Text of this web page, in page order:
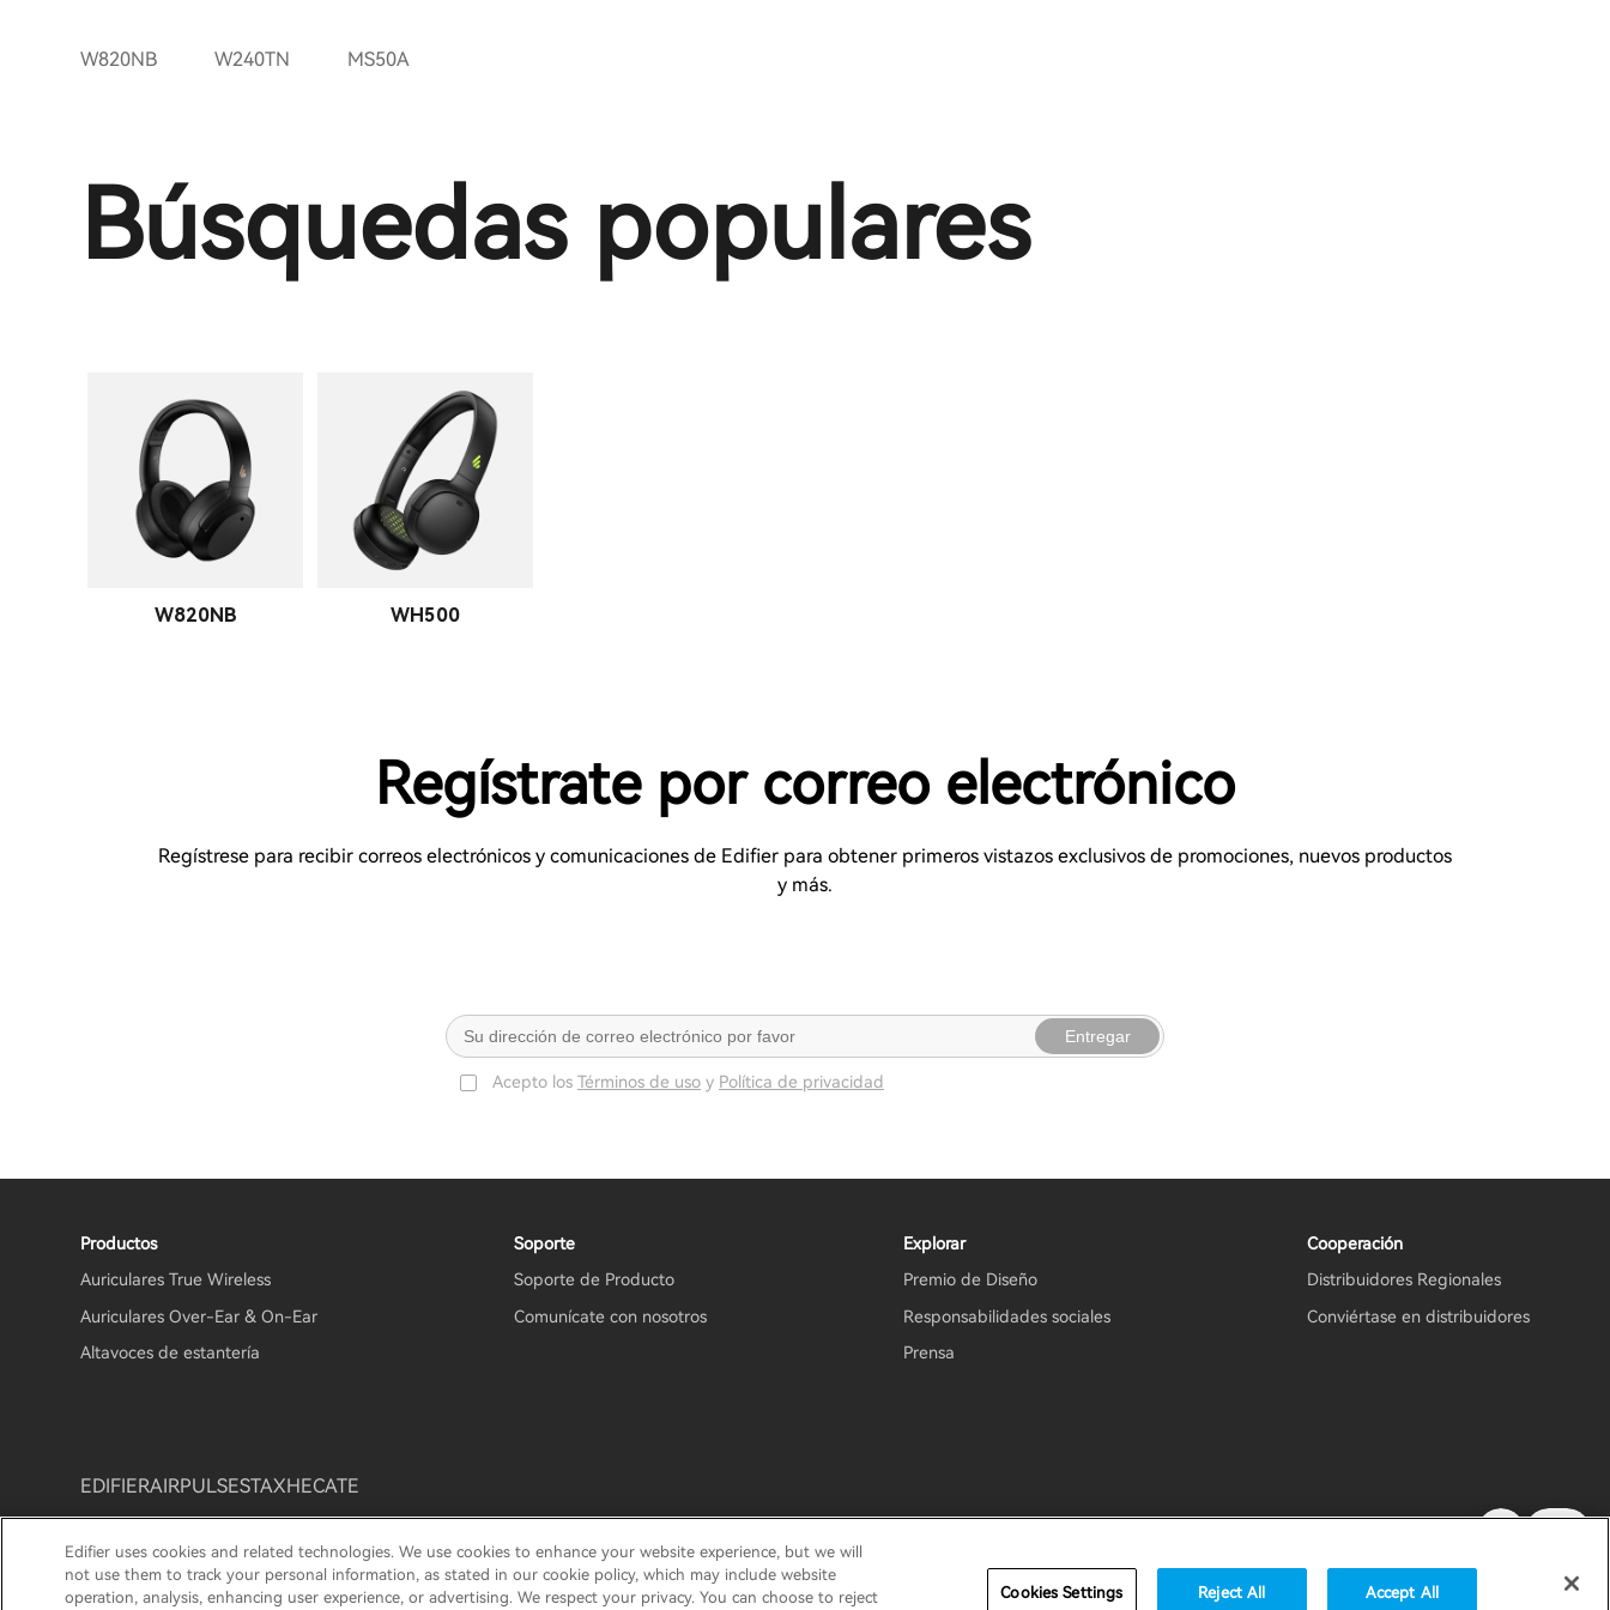
W820NB W240TN MS50A
Búsquedas populares
W820NB WH500
Regístrate por correo electrónico
Regístrese para recibir correos electrónicos y comunicaciones de Edifier para obtener primeros vistazos exclusivos de promociones, nuevos productos
y más.
Entregar
Acepto los Términos de uso y Política de privacidad
Productos
Auriculares True Wireless
Auriculares Over-Ear & On-Ear
Altavoces de estantería
Soporte
Soporte de Producto
Comunícate con nosotros
Explorar
Premio de Diseño
Responsabilidades sociales
Prensa
Cooperación
Distribuidores Regionales
Conviértase en distribuidores
EDIFIERAIRPULSESTAXHECATE
Aviso de Privacidad Póliza de garantía Política de cookies Condiciones de uso Estrategia de seguridad Aviso importante Mexico / Español
Edifier uses cookies and related technologies. We use cookies to enhance your website experience, but we will
not use them to track your personal information, as stated in our cookie policy, which may include website
operation, analysis, enhancing user experience, or advertising. We respect your privacy. You can choose to reject
Cookies Settings Reject All Accept All